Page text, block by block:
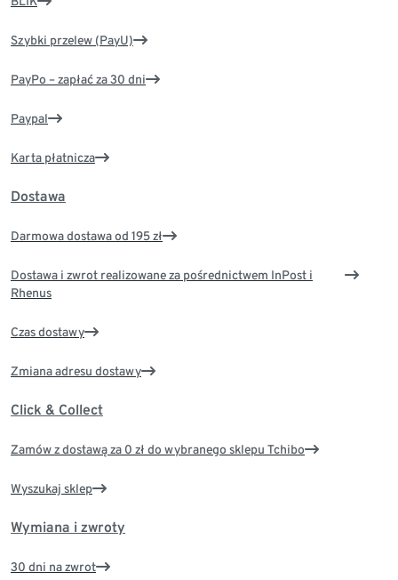
Szybki przelew (PayU)
PayPo – zapłać za 30 dni
Paypal
Karta płatnicza
Dostawa
Darmowa dostawa od 195 zł
Dostawa i zwrot realizowane za pośrednictwem InPost i
Rhenus
Czas dostawy
Zmiana adresu dostawy
Click & Collect
Zamów z dostawą za 0 zł do wybranego sklepu Tchibo
Wyszukaj sklep
Wymiana i zwroty
30 dni na zwrot